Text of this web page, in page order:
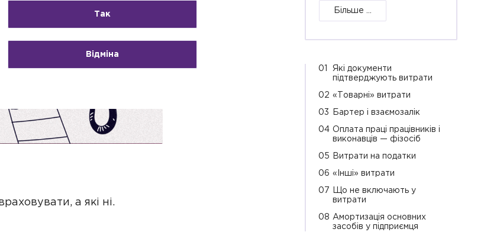
а які ні.
Більше ...
01
Які документи
підтверджують витрати
02 «Товарні» витрати
03 Бартер і взаємозалік
04 Оплата праці працівників і
виконавців — фізосіб
05 Витрати на податки
06 «Інші» витрати
07
Що не включають у
витрати
08 Амортизація основних
засобів у підприємця
Так
Відміна